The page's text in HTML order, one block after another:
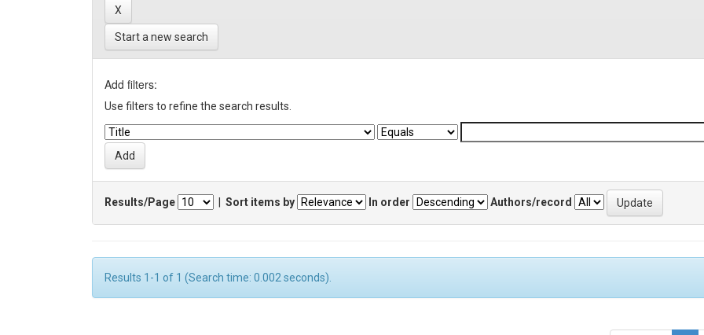
Start a new search
Add filters:
Use filters to refine the search results.
Results/Page Sort items by In order Authors/record
Results 1-1 of 1 (Search time: 0.002 seconds).